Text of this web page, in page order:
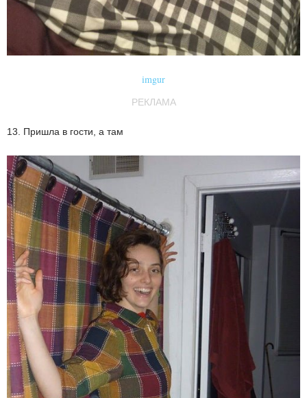
imgur
РЕКЛАМА
13. Пришла в гости, а там